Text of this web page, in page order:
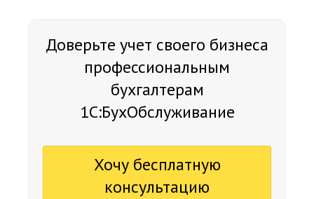
Доверьте учет своего бизнеса
профессиональным
бухгалтерам
1С:БухОбслуживание
Хочу бесплатную
консультацию